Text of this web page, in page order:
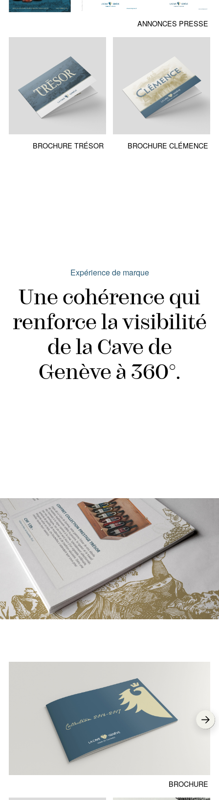
ANNONCES PRESSE
BROCHURE TRÉSOR BROCHURE CLÉMENCE
Expérience de marque
Une cohérence qui
renforce la visibilité
de la Cave de
Genève à 360°.
BROCHURE